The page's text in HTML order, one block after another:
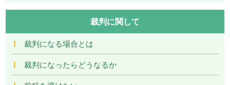
裁判に関して
裁判になる場合とは
裁判になったらどうなるか